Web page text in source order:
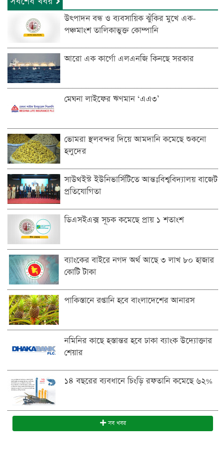
উৎপাদন বন্ধ ও ব্যবসায়িক ঝুঁকির মুখে এক-
পঞ্চমাংশ তালিকাভুক্ত কোম্পানি
আরো এক কার্গো এলএনজি কিনছে সরকার
মেঘনা লাইফের ঋণমান ‘‌এএ৩’
ভোমরা স্থলবন্দ‌র দিয়ে আমদা‌নি ক‌মে‌ছে শুকনো
হলুদের
সাউথইস্ট ইউনিভার্সিটিতে আন্তঃবিশ্ববিদ্যালয় বাজেট
প্রতিযোগিতা
ডিএসইএক্স সূচক কমেছে প্রায় ১ শতাংশ
ব্যাংকের বাইরে নগদ অর্থ আছে ৩ লাখ ৮০ হাজার
কোটি টাকা
পাকিস্তানে রপ্তানি হবে বাংলাদেশের আনারস
নমিনির কাছে হস্তান্তর হবে ঢাকা ব্যাংক উদ্যোক্তার
শেয়ার
১৪ বছরের ব্যবধানে চিংড়ি রফতানি কমেছে ৬২%
সব খবর